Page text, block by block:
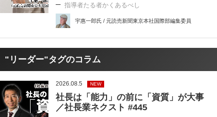
指導者たる者かくあるべし
宇惠一郎氏 / 元読売新聞東京本社国際部編集委員
"リーダー"タグのコラム
2026.08.5 NEW
社長は「能力」の前に「資質」が大事
／社長業ネクスト #445